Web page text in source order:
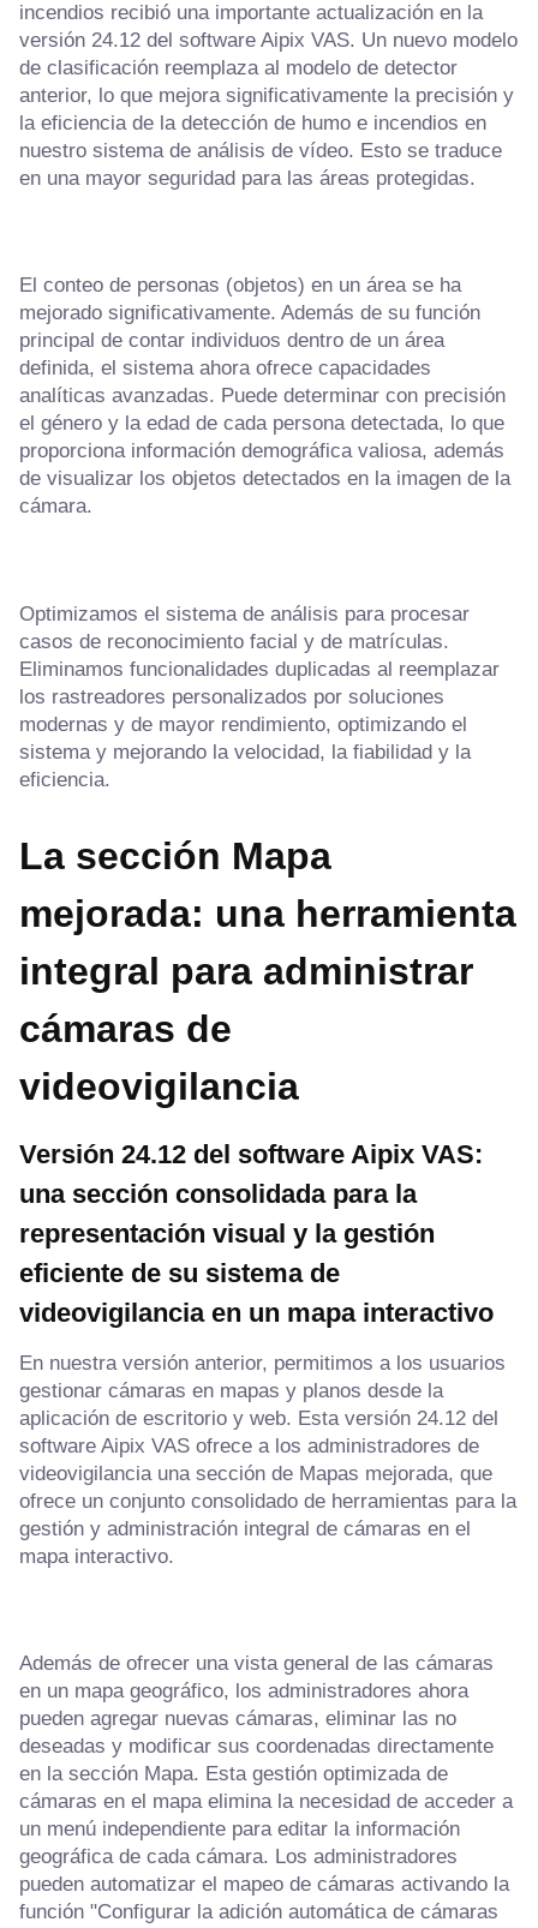
incendios recibió una importante actualización en la
versión 24.12 del software Aipix VAS. Un nuevo modelo
de clasificación reemplaza al modelo de detector
anterior, lo que mejora significativamente la precisión y
la eficiencia de la detección de humo e incendios en
nuestro sistema de análisis de vídeo. Esto se traduce
en una mayor seguridad para las áreas protegidas.
El conteo de personas (objetos) en un área se ha
mejorado significativamente. Además de su función
principal de contar individuos dentro de un área
definida, el sistema ahora ofrece capacidades
analíticas avanzadas. Puede determinar con precisión
el género y la edad de cada persona detectada, lo que
proporciona información demográfica valiosa, además
de visualizar los objetos detectados en la imagen de la
cámara.
Optimizamos el sistema de análisis para procesar
casos de reconocimiento facial y de matrículas.
Eliminamos funcionalidades duplicadas al reemplazar
los rastreadores personalizados por soluciones
modernas y de mayor rendimiento, optimizando el
sistema y mejorando la velocidad, la fiabilidad y la
eficiencia.
La sección Mapa
mejorada: una herramienta
integral para administrar
cámaras de
videovigilancia
Versión 24.12 del software Aipix VAS:
una sección consolidada para la
representación visual y la gestión
eficiente de su sistema de
videovigilancia en un mapa interactivo
En nuestra versión anterior, permitimos a los usuarios
gestionar cámaras en mapas y planos desde la
aplicación de escritorio y web. Esta versión 24.12 del
software Aipix VAS ofrece a los administradores de
videovigilancia una sección de Mapas mejorada, que
ofrece un conjunto consolidado de herramientas para la
gestión y administración integral de cámaras en el
mapa interactivo.
Además de ofrecer una vista general de las cámaras
en un mapa geográfico, los administradores ahora
pueden agregar nuevas cámaras, eliminar las no
deseadas y modificar sus coordenadas directamente
en la sección Mapa. Esta gestión optimizada de
cámaras en el mapa elimina la necesidad de acceder a
un menú independiente para editar la información
geográfica de cada cámara. Los administradores
pueden automatizar el mapeo de cámaras activando la
función "Configurar la adición automática de cámaras